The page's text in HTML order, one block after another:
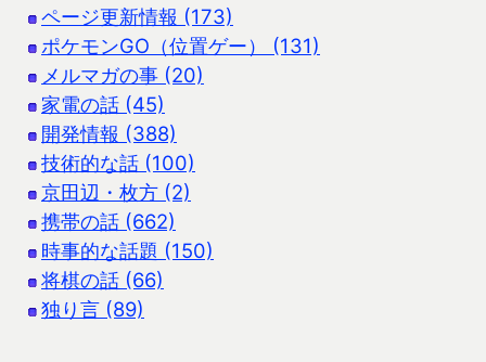
ページ更新情報 (173)
ポケモンGO（位置ゲー） (131)
メルマガの事 (20)
家電の話 (45)
開発情報 (388)
技術的な話 (100)
京田辺・枚方 (2)
携帯の話 (662)
時事的な話題 (150)
将棋の話 (66)
独り言 (89)